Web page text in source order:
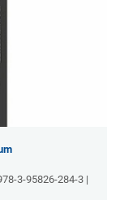
3-95826-284-3 |